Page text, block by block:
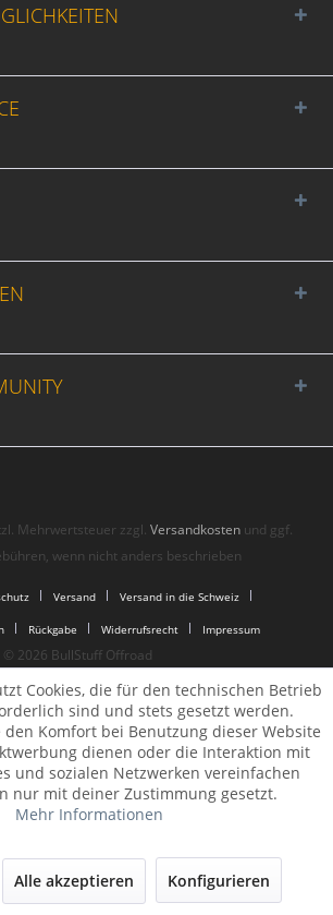
Mehrwertsteuer zzgl.Versandkosten und ggf.
wenn nicht anders beschrieben
Versand Versand in die Schweiz
Rückgabe Widerrufsrecht Impressum
© 2026 BullStuff Offroad
Cookies, die für den technischen Betrieb
sind und stets gesetzt werden.
den Komfort bei Benutzung dieser Website
dienen oder die Interaktion mit
und sozialen Netzwerken vereinfachen
nur mit deiner Zustimmung gesetzt.
Mehr Informationen
Alle akzeptieren Konfigurieren